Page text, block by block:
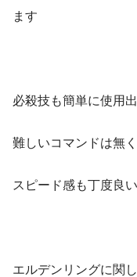
ます
必殺技も簡単に使用
難しいコマンドは無
スピード感も丁度良
エルデンリングに関